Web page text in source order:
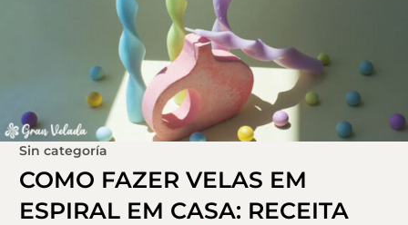
Sin categoría
COMO FAZER VELAS EM
ESPIRAL EM CASA: RECEITA